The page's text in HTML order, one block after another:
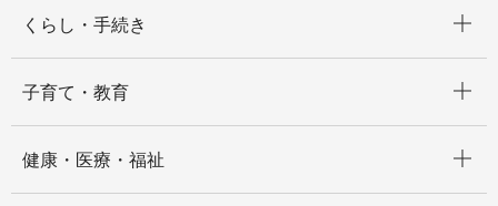
くらし・手続き
子育て・教育
健康・医療・福祉